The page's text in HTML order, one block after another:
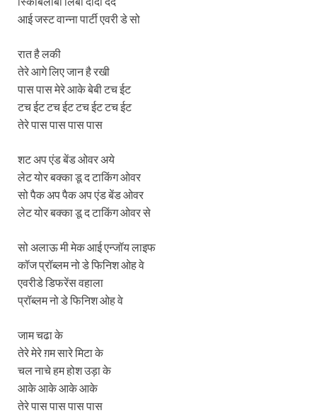
आई जस्ट वान्ना पार्टी एवरी डे सो
रात है लकी
तेरे आगे लिए जान है रखी
पास पास मेरे आके बेबी टच ईट
टच ईट टच ईट टच ईट टच ईट
तेरे पास पास पास पास
शट अप एंड बेंड ओवर अये
लेट योर बक्का डू द टाकिंग ओवर
सो पैक अप पैक अप एंड बेंड ओवर
लेट योर बक्का डू द टाकिंग ओवर से
सो अलाऊ मी मेक आई एन्जॉय लाइफ
कॉज प्रॉब्लम नो डे फिनिश ओह वे
एवरीडे डिफरेंस वहाला
प्रॉब्लम नो डे फिनिश ओह वे
जाम चढा के
तेरे मेरे ग़म सारे मिटा के
चल नाचे हम होश उड़ा के
आके आके आके आके
तेरे पास पास पास पास